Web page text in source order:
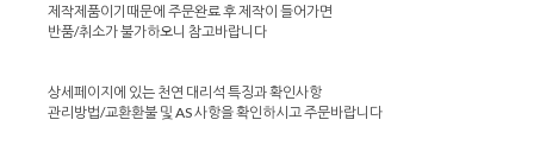
제작제품이기때문에 주문완료 후 제작이 들어가면
반품/취소가 불가하오니 참고바랍니다
상세페이지에 있는 천연 대리석 특징과 확인사항
관리방법/교환환불 및 AS 사항을 확인하시고 주문바랍니다